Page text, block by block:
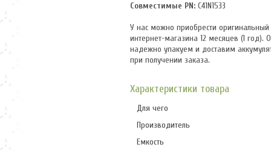
Совместимые PN: C41N1533
У нас можно приобрести оригинальный
интернет-магазина 12 месяцев (1 год).
надежно упакуем и доставим
при получении заказа.
Характеристики товара
Для чего
Производитель
Емкость